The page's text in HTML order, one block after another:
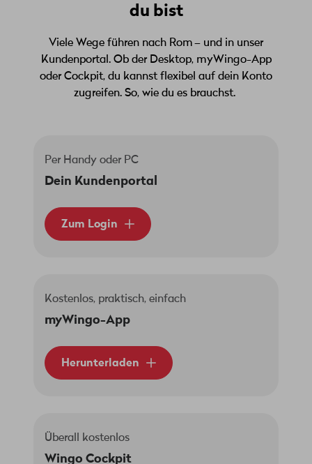
du bist
Viele Wege führen nach Rom – und in unser
Kundenportal. Ob der Desktop, myWingo-App
oder Cockpit, du kannst flexibel auf dein Konto
zugreifen. So, wie du es brauchst.
Per Handy oder PC
Dein Kundenportal
Zum Login
Kostenlos, praktisch, einfach
myWingo-App
Herunterladen
Überall kostenlos
Wingo Cockpit